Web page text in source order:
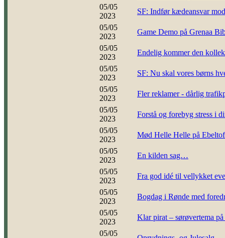
05/05
2023
SF: Indfør kædeansvar
05/05
2023
Game Demo på Grenaa
05/05
2023
Endelig kommer den
05/05
2023
SF: Nu skal vores børns
05/05
2023
Fler reklamer - dårlig
05/05
2023
Forstå og forebyg stress i
05/05
2023
Mød Helle Helle på
05/05
2023
En kilden sag…
05/05
2023
Fra god idé til vellykket
05/05
2023
Bogdag i Rønde med
05/05
2023
Klar pirat – sørøvertema
05/05